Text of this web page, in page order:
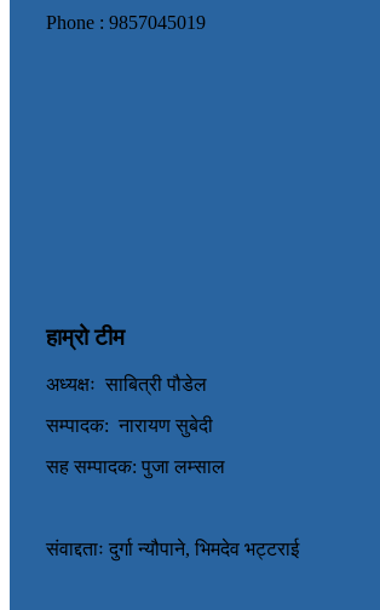
Phone : 9857045019
हाम्रो टीम
अध्यक्षः साबित्री पौडेल
सम्पादक: नारायण सुबेदी
सह सम्पादक: पुजा लम्साल
संवाद्दताः दुर्गा न्यौपाने, भिमदेव भट्टराई